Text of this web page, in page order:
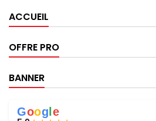
ACCUEIL
OFFRE PRO
BANNER
Goog e